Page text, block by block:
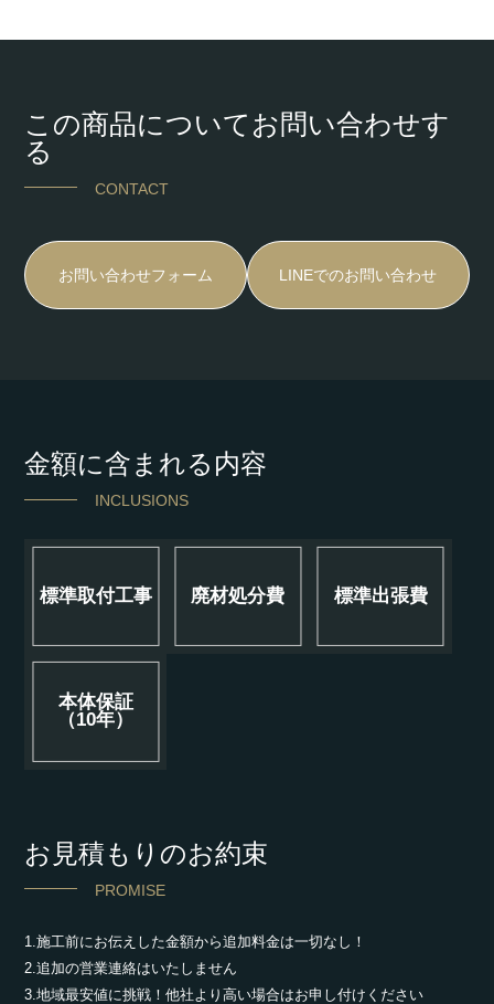
この商品についてお問い合わせす
る
CONTACT
お問い合わせフォーム LINEでのお問い合わせ
金額に含まれる内容
INCLUSIONS
標準取付工事 廃材処分費 標準出張費
本体保証
（10年）
お見積もりのお約束
PROMISE
1.施工前にお伝えした金額から追加料金は一切なし！
2.追加の営業連絡はいたしません
3.地域最安値に挑戦！他社より高い場合はお申し付けください